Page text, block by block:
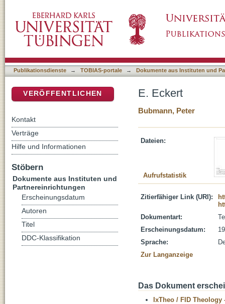
Publikationsdienste → TOBIAS-portale → Dokumente aus Instituten und
E. Eckert
Bubmann, Peter
Dateien:
Aufrufstatistik
Zitierfähiger Link (URI):
Dokumentart:
Erscheinungsdatum:
Sprache:
Zur Langanzeige
Das Dokument
IxTheo / FID Theology
VERÖFFENTLICHEN
Kontakt
Verträge
Hilfe und Informationen
Stöbern
Dokumente aus Instituten und
Partnereinrichtungen
Erscheinungsdatum
Autoren
Titel
DDC-Klassifikation